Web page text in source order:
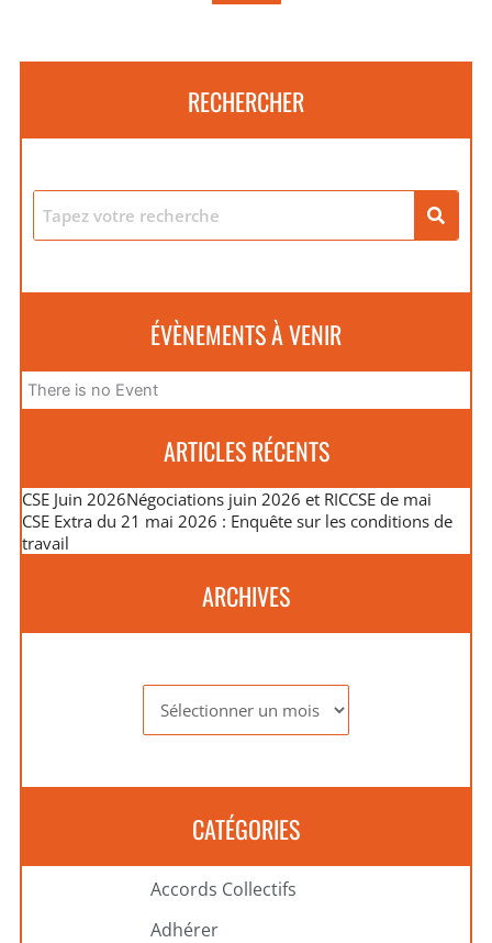
RECHERCHER
ÉVÈNEMENTS À VENIR
There is no Event
ARTICLES RÉCENTS
CSE Juin 2026Négociations juin 2026 et RICCSE de mai
CSE Extra du 21 mai 2026 : Enquête sur les conditions de
travail
ARCHIVES
CATÉGORIES
Accords Collectifs
Adhérer